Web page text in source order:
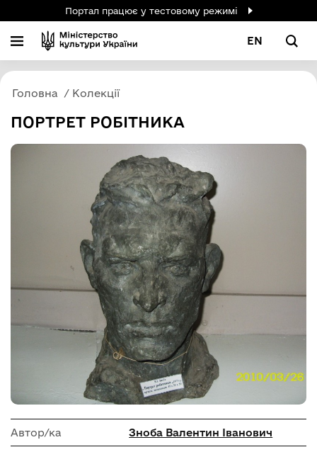
Портал працює у тестовому режимі
EN
Головна Колекції
ПОРТРЕТ РОБІТНИКА
Автор/ка Зноба Валентин Іванович